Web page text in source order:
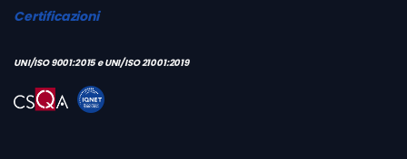
Certificazioni
UNI/ISO 9001:2015 e UNI/ISO 21001:2019